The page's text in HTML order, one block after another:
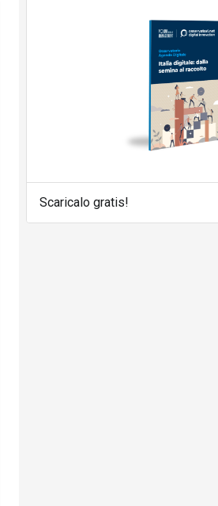
Scaricalo gratis!